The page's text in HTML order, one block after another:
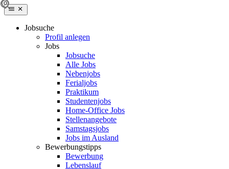
Jobsuche
Profil anlegen
Jobs
Jobsuche
Alle Jobs
Nebenjobs
Ferialjobs
Praktikum
Studentenjobs
Home-Office Jobs
Stellenangebote
Samstagsjobs
Jobs im Ausland
Bewerbungstipps
Bewerbung
Lebenslauf